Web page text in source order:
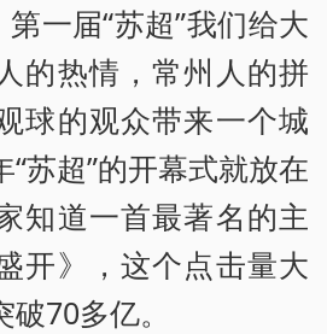
第一届“苏超”我们给大
的热情，常州人的拼
球的观众带来一个城
苏超”的开幕式就放在
知道一首最著名的主
开》，这个点击量大
70多亿。